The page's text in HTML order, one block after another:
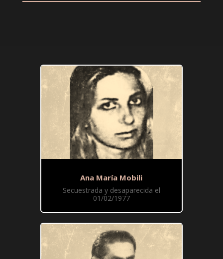
Ana María Mobili
Secuestrada y desaparecida el
01/02/1977